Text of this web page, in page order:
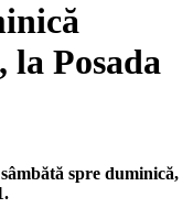
la Posada
spre duminică,